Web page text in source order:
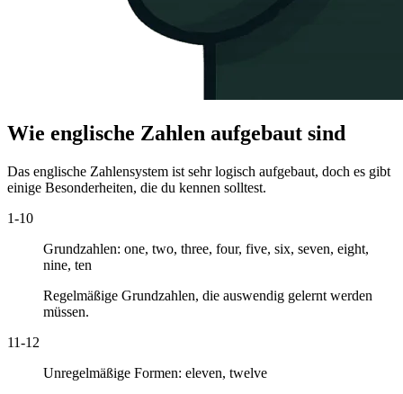
Wie englische Zahlen aufgebaut sind
Das englische Zahlensystem ist sehr logisch aufgebaut, doch es gibt
einige Besonderheiten, die du kennen solltest.
1-10
Grundzahlen: one, two, three, four, five, six, seven, eight,
nine, ten
Regelmäßige Grundzahlen, die auswendig gelernt werden
müssen.
11-12
Unregelmäßige Formen: eleven, twelve